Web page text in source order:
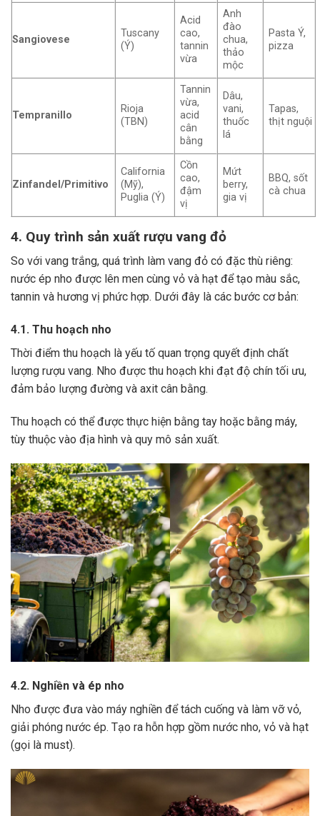
Sangiovese
Tuscany
(Ý)
Acid
cao,
tannin
vừa
Anh
đào
chua,
thảo
mộc
Pasta Ý,
pizza
Tempranillo
Rioja
(TBN)
Tannin
vừa,
acid
cân
bằng
Dâu,
vani,
thuốc
lá
Tapas,
thịt nguội
Zinfandel/Primitivo
California
(Mỹ),
Puglia (Ý)
Cồn
cao,
đậm
vị
Mứt
berry,
gia vị
BBQ, sốt
cà chua
4. Quy trình sản xuất rượu vang đỏ
So với vang trắng, quá trình làm vang đỏ có đặc thù riêng:
nước ép nho được lên men cùng vỏ và hạt để tạo màu sắc,
tannin và hương vị phức hợp. Dưới đây là các bước cơ bản:
4.1. Thu hoạch nho
Thời điểm thu hoạch là yếu tố quan trọng quyết định chất
lượng rượu vang. Nho được thu hoạch khi đạt độ chín tối ưu,
đảm bảo lượng đường và axit cân bằng.
Thu hoạch có thể được thực hiện bằng tay hoặc bằng máy,
tùy thuộc vào địa hình và quy mô sản xuất.
4.2. Nghiền và ép nho
Nho được đưa vào máy nghiền để tách cuống và làm vỡ vỏ,
giải phóng nước ép. Tạo ra hỗn hợp gồm nước nho, vỏ và hạt
(gọi là must).